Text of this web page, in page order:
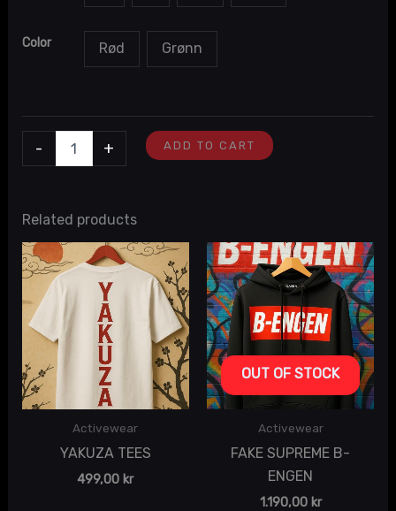
Color Rød Grønn
- + ADD TO CART
Related products
Activewear
YAKUZA TEES
499,00 kr
OUT OF STOCK
Activewear
FAKE SUPREME B-
ENGEN
1.190,00 kr